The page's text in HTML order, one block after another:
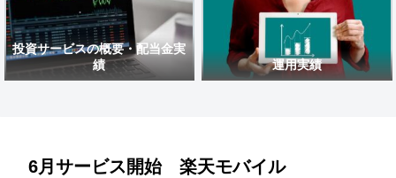
投資サービスの概要・配当金実
績
運用実績
6月サービス開始 楽天モバイル